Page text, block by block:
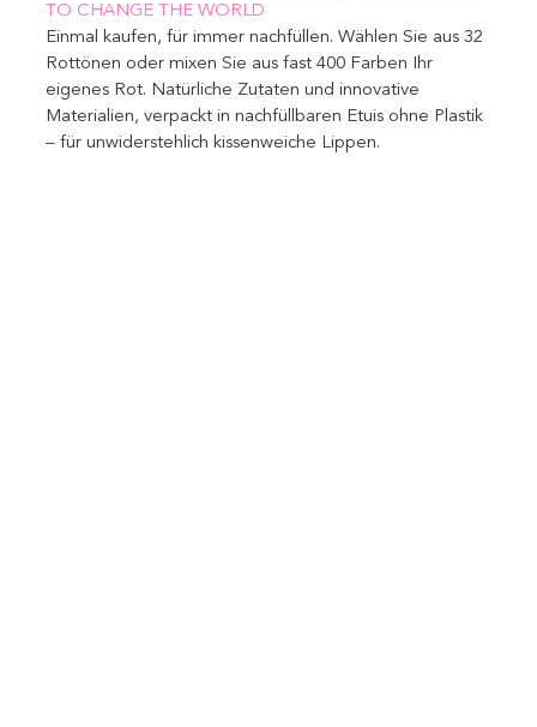
TO CHANGE THE WORLD
Einmal kaufen, für immer nachfüllen. Wählen Sie aus 32
Rottönen oder mixen Sie aus fast 400 Farben Ihr
eigenes Rot. Natürliche Zutaten und innovative
Materialien, verpackt in nachfüllbaren Etuis ohne Plastik
– für unwiderstehlich kissenweiche Lippen.